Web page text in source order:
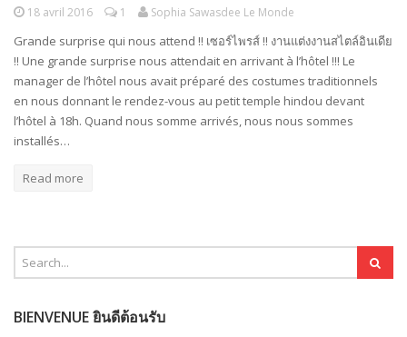
18 avril 2016 1 Sophia Sawasdee Le Monde
Grande surprise qui nous attend !! เซอร์ไพรส์ !! งานแต่งงานสไตล์อินเดีย
!! Une grande surprise nous attendait en arrivant à l’hôtel !!! Le
manager de l’hôtel nous avait préparé des costumes traditionnels
en nous donnant le rendez-vous au petit temple hindou devant
l’hôtel à 18h. Quand nous somme arrivés, nous nous sommes
installés…
Read more
BIENVENUE ยินดีต้อนรับ